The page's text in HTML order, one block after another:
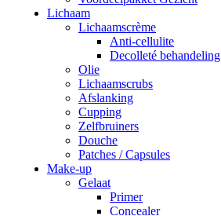
Lichaam
Lichaamscrème
Anti-cellulite
Decolleté behandeling
Olie
Lichaamscrubs
Afslanking
Cupping
Zelfbruiners
Douche
Patches / Capsules
Make-up
Gelaat
Primer
Concealer